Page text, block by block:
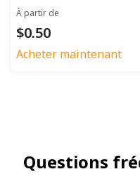
À partir de
$0.50
Acheter maintenant
Questions